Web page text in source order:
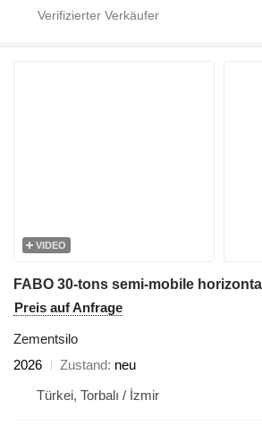
VIDEO
FABO 30-tons semi-mobile
Preis auf Anfrage
Zementsilo
2026
Zustand neu
Türkei, Torbalı / İzmir